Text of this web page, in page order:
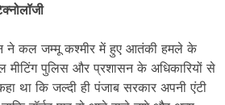
ने कल जम्मू कश्मीर में हुए आतंकी हमले के
मीटिंग पुलिस और प्रशासन के अधिकारियों से
था कि जल्दी ही पंजाब सरकार अपनी एंटी